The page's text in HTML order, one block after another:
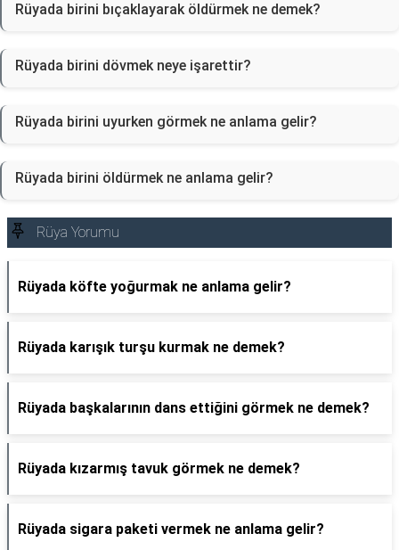
Rüyada birini bıçaklayarak öldürmek ne demek?
Rüyada birini dövmek neye işarettir?
Rüyada birini uyurken görmek ne anlama gelir?
Rüyada birini öldürmek ne anlama gelir?
Rüya Yorumu
Rüyada köfte yoğurmak ne anlama gelir?
Rüyada karışık turşu kurmak ne demek?
Rüyada başkalarının dans ettiğini görmek ne demek?
Rüyada kızarmış tavuk görmek ne demek?
Rüyada sigara paketi vermek ne anlama gelir?